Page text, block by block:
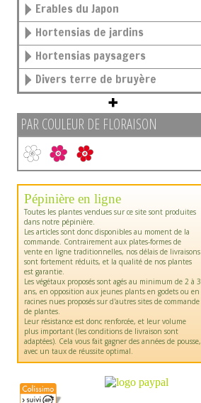
Erables du Japon
Hortensias de jardins
Hortensias paysagers
Divers terre de bruyère
PAR COULEUR DE FLORAISON
Pépinière en ligne
Toutes les plantes vendues sur ce site sont produites
dans notre pépinière.
Les articles sont donc disponibles au moment de la
commande. Contrairement aux plates-formes de
vente en ligne traditionnelles, nos délais de livraisons
sont fortement réduits, et la qualité de nos plantes
est garantie.
Les végétaux proposés sont agés au minimum de 2 à 3
ans, en opposition aux jeunes plants en godets ou en
racines nues proposés sur d'autres sites de commande
de plantes.
Leur résistance est donc renforcée, et leur volume
plus important (les conditions de livraison sont
adaptées). Cela vous fait gagner des années de pousse,
avec un taux de réussite optimal.